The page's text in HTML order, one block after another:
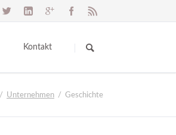
überspringen
Kontakt
Unternehmen Geschichte